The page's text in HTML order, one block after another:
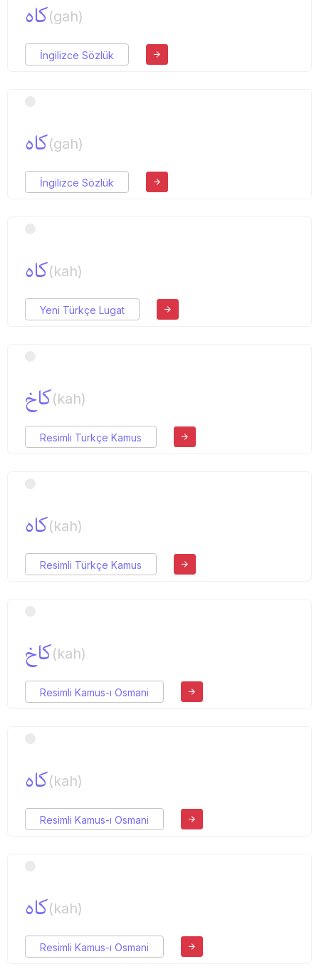
كاه(gah)
İngilizce Sözlük
كاه(gah)
İngilizce Sözlük
كاه(kah)
Yeni Türkçe Lugat
كاخ(kah)
Resimli Türkçe Kamus
كاه(kah)
Resimli Türkçe Kamus
كاخ(kah)
Resimli Kamus-ı Osmani
كاه(kah)
Resimli Kamus-ı Osmani
كاه(kah)
Resimli Kamus-ı Osmani